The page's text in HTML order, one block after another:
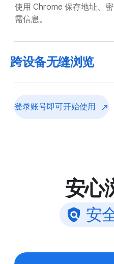
使用 Chrome 保存地址、
需信息。
跨设备无缝浏览
密码等内容，一切尽在掌握
登录账号即可开始使用
安心
安